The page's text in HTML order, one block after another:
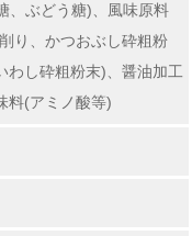
、ぶどう糖)、風味原料
り、かつおぶし砕粗粉
わし砕粗粉末)、醤油加工
料(アミノ酸等)